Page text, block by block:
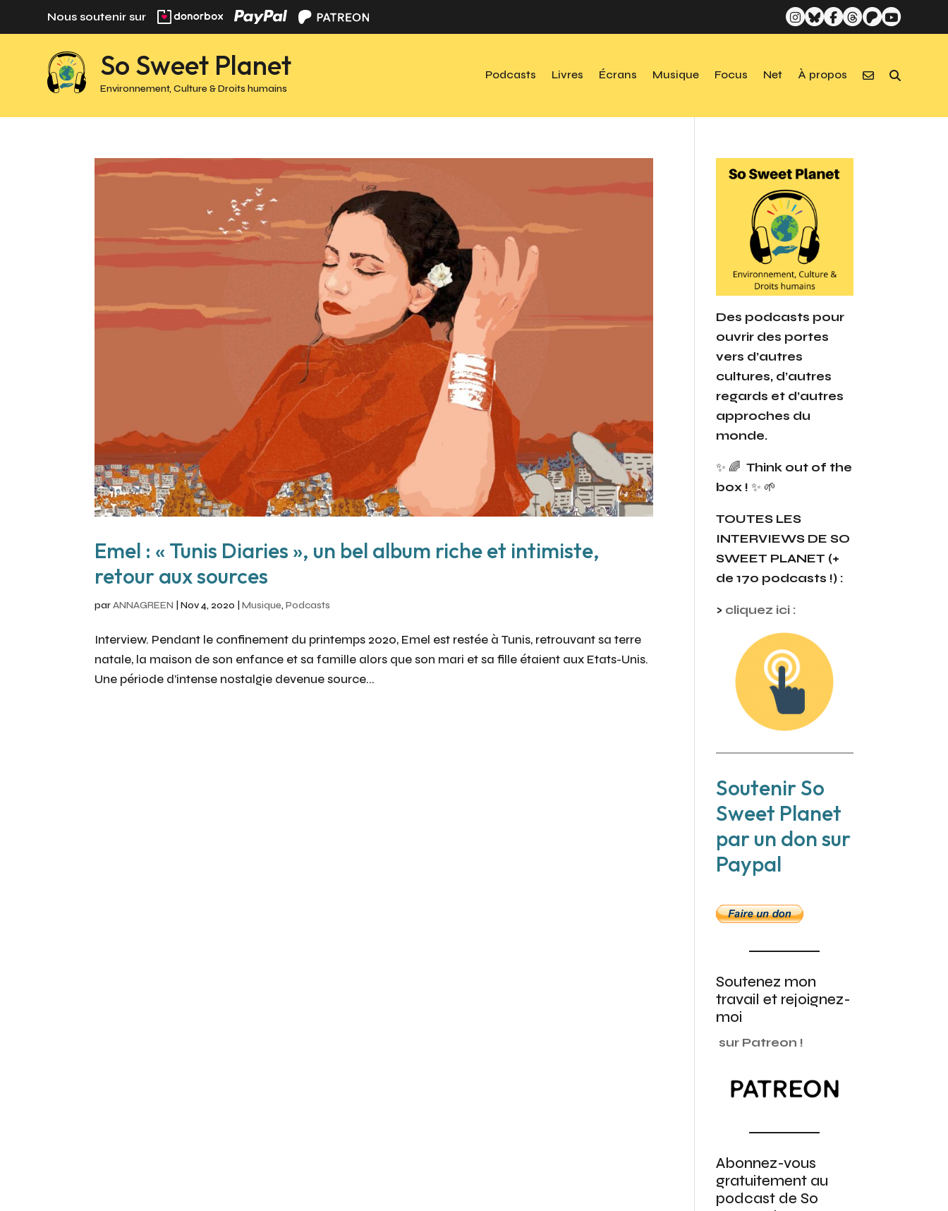
Nous soutenir sur
So Sweet Planet
Environnement, Culture & Droits humains
Podcasts Livres Écrans Musique Focus Net À propos
Emel : « Tunis Diaries », un bel album riche et intimiste,
retour aux sources
parANNAGREEN |Nov 4, 2020 |Musique,Podcasts
Interview. Pendant le confinement du printemps 2020, Emel est restée à Tunis, retrouvant sa terre
natale, la maison de son enfance et sa famille alors que son mari et sa fille étaient aux Etats-Unis.
Une période d’intense nostalgie devenue source...
Des podcasts pour
ouvrir des portes
vers d’autres
cultures, d’autres
regards et d’autres
approches du
monde.
✨ 🌈Think out of the
box ! ✨ 🌱
TOUTES LES
INTERVIEWS DE SO
SWEET PLANET (+
de 170 podcasts !) :
> cliquez ici :
Soutenir So
Sweet Planet
par un don sur
Paypal
Soutenez mon
travail et rejoignez-
moi
sur Patreon !
Abonnez-vous
gratuitement au
podcast de So
Panneau de gestion des cookies